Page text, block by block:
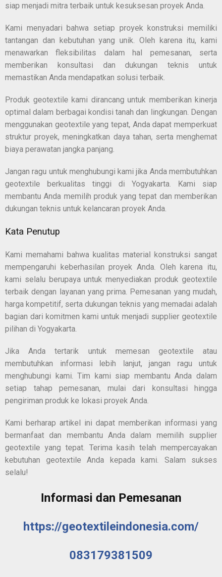
siap menjadi mitra terbaik untuk kesuksesan proyek Anda.
Kami menyadari bahwa setiap proyek konstruksi memiliki
tantangan dan kebutuhan yang unik. Oleh karena itu, kami
menawarkan fleksibilitas dalam hal pemesanan, serta
memberikan konsultasi dan dukungan teknis untuk
memastikan Anda mendapatkan solusi terbaik.
Produk geotextile kami dirancang untuk memberikan kinerja
optimal dalam berbagai kondisi tanah dan lingkungan. Dengan
menggunakan geotextile yang tepat, Anda dapat memperkuat
struktur proyek, meningkatkan daya tahan, serta menghemat
biaya perawatan jangka panjang.
Jangan ragu untuk menghubungi kami jika Anda membutuhkan
geotextile berkualitas tinggi di Yogyakarta. Kami siap
membantu Anda memilih produk yang tepat dan memberikan
dukungan teknis untuk kelancaran proyek Anda.
Kata Penutup
Kami memahami bahwa kualitas material konstruksi sangat
mempengaruhi keberhasilan proyek Anda. Oleh karena itu,
kami selalu berupaya untuk menyediakan produk geotextile
terbaik dengan layanan yang prima. Pemesanan yang mudah,
harga kompetitif, serta dukungan teknis yang memadai adalah
bagian dari komitmen kami untuk menjadi supplier geotextile
pilihan di Yogyakarta.
Jika Anda tertarik untuk memesan geotextile atau
membutuhkan informasi lebih lanjut, jangan ragu untuk
menghubungi kami. Tim kami siap membantu Anda dalam
setiap tahap pemesanan, mulai dari konsultasi hingga
pengiriman produk ke lokasi proyek Anda.
Kami berharap artikel ini dapat memberikan informasi yang
bermanfaat dan membantu Anda dalam memilih supplier
geotextile yang tepat. Terima kasih telah mempercayakan
kebutuhan geotextile Anda kepada kami. Salam sukses
selalu!
Informasi dan Pemesanan
https://geotextileindonesia.com/
083179381509